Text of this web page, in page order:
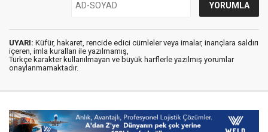
UYARI: Küfür, hakaret, rencide edici cümleler veya imalar, inançlara saldırı
içeren, imla kuralları ile yazılmamış,
Türkçe karakter kullanılmayan ve büyük harflerle yazılmış yorumlar
onaylanmamaktadır.